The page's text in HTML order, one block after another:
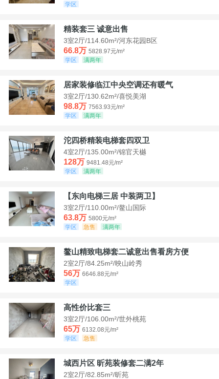
学区
精装套三 诚意出售
3室2厅/114.60m²/河东花园B区
66.8万 5828.97元/m²
学区
满两年
居家装修临江中央空调还有暖气
3室2厅/130.62m²/喜悦美湖
98.8万 7563.93元/m²
学区
满两年
沱四桥精装电梯套四双卫
4室2厅/135.00m²/锦官天樾
128万 9481.48元/m²
学区
满两年
【东向电梯三居 中装两卫】
3室2厅/110.00m²/鳌山国际
63.8万 5800元/m²
学区
急售 满两年
鳌山精致电梯套二诚意出售看房方便
2室2厅/84.25m²/映山岭秀
56万 6646.88元/m²
学区
高性价比套三
3室2厅/106.00m²/世外桃苑
65万 6132.08元/m²
学区
急售
城西片区 昕苑装修套二满2年
2室2厅/82.85m²/昕苑